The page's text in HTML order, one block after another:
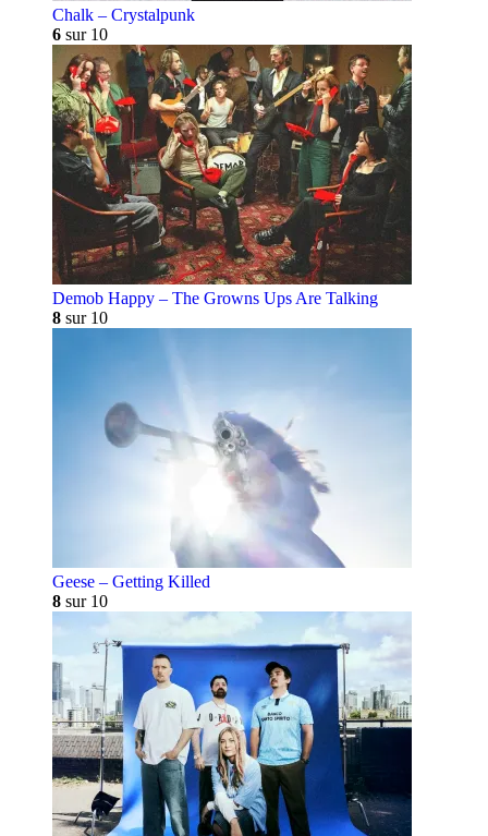
Chalk – Crystalpunk
6 sur 10
Demob Happy – The Growns Ups Are Talking
8 sur 10
Geese – Getting Killed
8 sur 10